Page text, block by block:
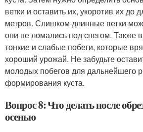
ветки и оставить их, укоротив их до
метров. Слишком длинные ветки
они не ломались под снегом. Также
тонкие и слабые побеги, которые
хороший урожай. Не забудьте
молодых побегов для дальнейшего
формирования куста.
Вопрос 8: Что делать после
осенью